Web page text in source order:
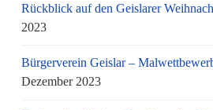
Rückblick auf den Geislarer
2023
Bürgerverein Geislar –
Dezember 2023